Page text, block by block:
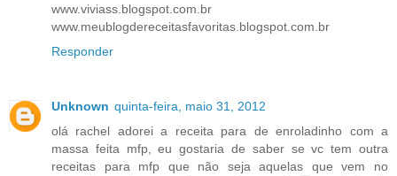
www.viviass.blogspot.com.br
www.meublogdereceitasfavoritas.blogspot.com.br
Responder
Unknown quinta-feira, maio 31, 2012
olá rachel adorei a receita para de enroladinho com a
massa feita mfp, eu gostaria de saber se vc tem outra
receitas para mfp que não seja aquelas que vem no